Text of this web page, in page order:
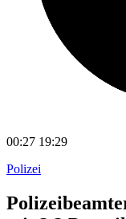
00:27 19:29
Polizei